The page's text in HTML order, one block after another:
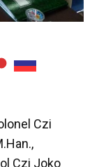
Czi
Czi Joko